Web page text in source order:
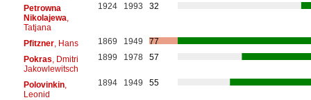
Petrowna
Nikolajewa
Tatjana
1924 1993 32
Pfitzner, Hans 1869 1949
77
Pokras , Dmitri
Jakowlewitsch
1899 1978 57
Polovinkin,
Leonid
1894 1949 55